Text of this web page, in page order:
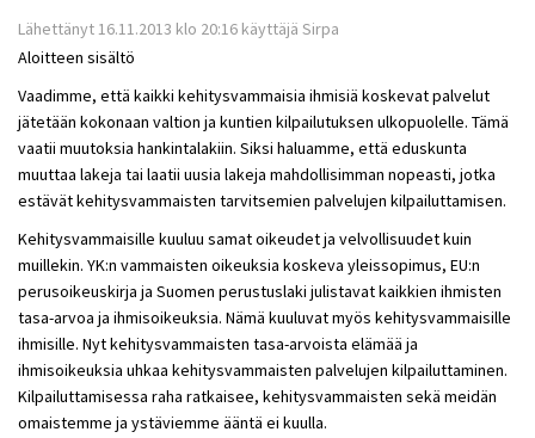
Lähettänyt 16.11.2013 klo 20:16 käyttäjä Sirpa
Aloitteen sisältö
Vaadimme, että kaikki kehitysvammaisia ihmisiä koskevat palvelut
jätetään kokonaan valtion ja kuntien kilpailutuksen ulkopuolelle. Tämä
vaatii muutoksia hankintalakiin. Siksi haluamme, että eduskunta
muuttaa lakeja tai laatii uusia lakeja mahdollisimman nopeasti, jotka
estävät kehitysvammaisten tarvitsemien palvelujen kilpailuttamisen.
Kehitysvammaisille kuuluu samat oikeudet ja velvollisuudet kuin
muillekin. YK:n vammaisten oikeuksia koskeva yleissopimus, EU:n
perusoikeuskirja ja Suomen perustuslaki julistavat kaikkien ihmisten
tasa-arvoa ja ihmisoikeuksia. Nämä kuuluvat myös kehitysvammaisille
ihmisille. Nyt kehitysvammaisten tasa-arvoista elämää ja
ihmisoikeuksia uhkaa kehitysvammaisten palvelujen kilpailuttaminen.
Kilpailuttamisessa raha ratkaisee, kehitysvammaisten sekä meidän
omaistemme ja ystäviemme ääntä ei kuulla.